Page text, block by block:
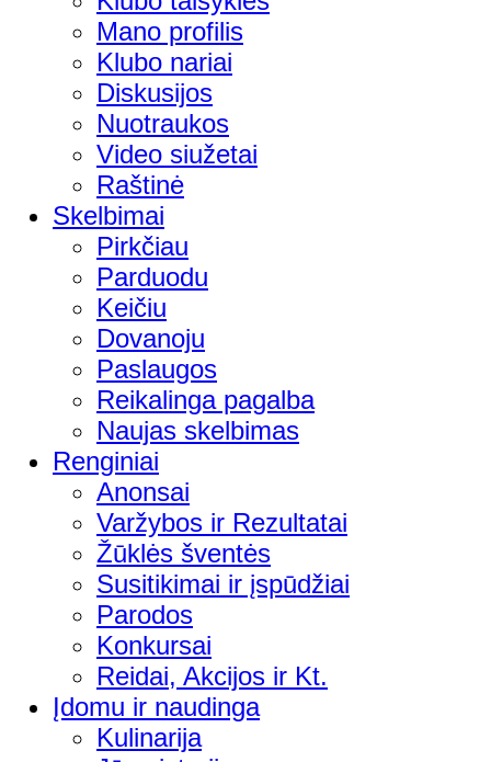
Mano profilis
Klubo nariai
Diskusijos
Nuotraukos
Video siužetai
Raštinė
Skelbimai
Pirkčiau
Parduodu
Keičiu
Dovanoju
Paslaugos
Reikalinga pagalba
Naujas skelbimas
Renginiai
Anonsai
Varžybos ir Rezultatai
Žūklės šventės
Susitikimai ir įspūdžiai
Parodos
Konkursai
Reidai, Akcijos ir Kt.
Įdomu ir naudinga
Kulinarija